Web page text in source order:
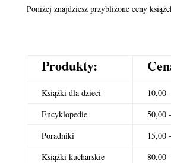
Poniżej znajdziesz przybliżone ceny
Produkty:
Książki dla dzieci
10,00
Encyklopedie
50,00
Poradniki
15,00
Książki kucharskie
80,00